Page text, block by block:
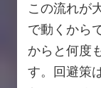
この流れが
で動くから
からと何度
す。回避策